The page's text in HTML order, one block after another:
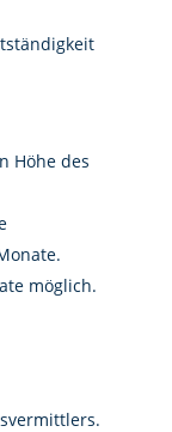
Höhe des
möglich.